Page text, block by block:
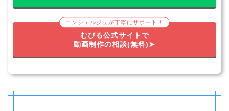
コンシェルジュが丁寧にサポート！
むびる公式サイトで
動画制作の相談(無料)➤